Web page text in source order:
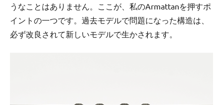
うなことはありません。ここが、私のArmattanを押すポ
イントの一つです。過去モデルで問題になった構造は、
必ず改良されて新しいモデルで生かされます。